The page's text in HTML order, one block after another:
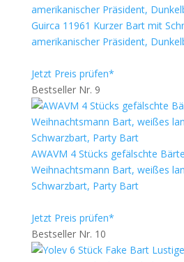
Guirca 11961 Kurzer Bart mit
amerikanischer Präsident,
Jetzt Preis prüfen*
Bestseller Nr. 9
AWAVM 4 Stücks gefälschte
Weihnachtsmann Bart, weißes
Schwarzbart, Party Bart
Jetzt Preis prüfen*
Bestseller Nr. 10